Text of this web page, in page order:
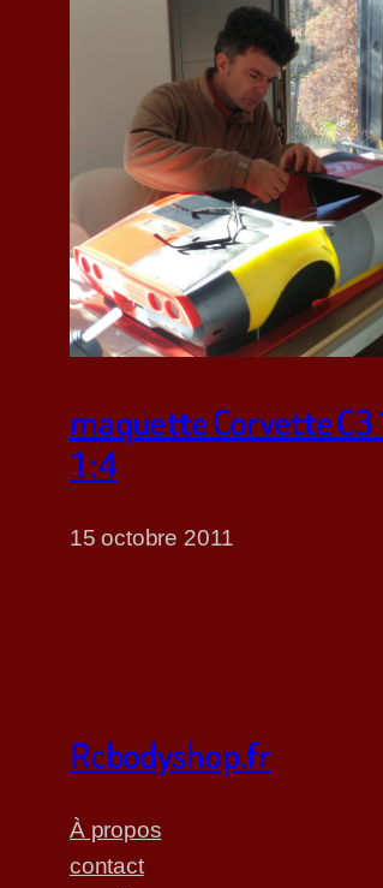
maquette Corvette
1:4
15 octobre 2011
Rcbodyshop.fr
À propos
contact